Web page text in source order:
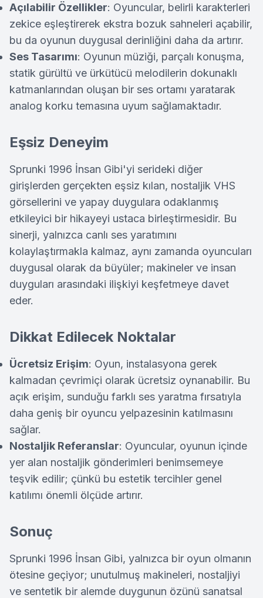
Açılabilir Özellikler: Oyuncular, belirli karakterleri
zekice eşleştirerek ekstra bozuk sahneleri açabilir,
bu da oyunun duygusal derinliğini daha da artırır.
Ses Tasarımı: Oyunun müziği, parçalı konuşma,
statik gürültü ve ürkütücü melodilerin dokunaklı
katmanlarından oluşan bir ses ortamı yaratarak
analog korku temasına uyum sağlamaktadır.
Eşsiz Deneyim
Sprunki 1996 İnsan Gibi'yi serideki diğer
girişlerden gerçekten eşsiz kılan, nostaljik VHS
görsellerini ve yapay duygulara odaklanmış
etkileyici bir hikayeyi ustaca birleştirmesidir. Bu
sinerji, yalnızca canlı ses yaratımını
kolaylaştırmakla kalmaz, aynı zamanda oyuncuları
duygusal olarak da büyüler; makineler ve insan
duyguları arasındaki ilişkiyi keşfetmeye davet
eder.
Dikkat Edilecek Noktalar
Ücretsiz Erişim: Oyun, instalasyona gerek
kalmadan çevrimiçi olarak ücretsiz oynanabilir. Bu
açık erişim, sunduğu farklı ses yaratma fırsatıyla
daha geniş bir oyuncu yelpazesinin katılmasını
sağlar.
Nostaljik Referanslar: Oyuncular, oyunun içinde
yer alan nostaljik gönderimleri benimsemeye
teşvik edilir; çünkü bu estetik tercihler genel
katılımı önemli ölçüde artırır.
Sonuç
Sprunki 1996 İnsan Gibi, yalnızca bir oyun olmanın
ötesine geçiyor; unutulmuş makineleri, nostaljiyi
ve sentetik bir alemde duygunun özünü sanatsal